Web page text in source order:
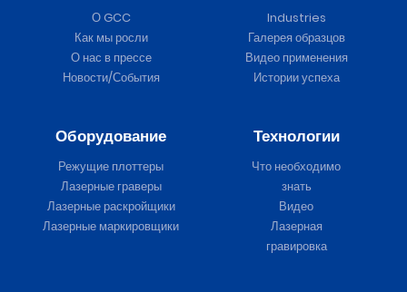
О GCC
Как мы росли
О нас в прессе
Новости/События
Industries
Галерея образцов
Видео применения
Истории успеха
Оборудование
Режущие плоттеры
Лазерные граверы
Лазерные раскройщики
Лазерные маркировщики
Технологии
Что необходимо
знать
Видео
Лазерная
гравировка